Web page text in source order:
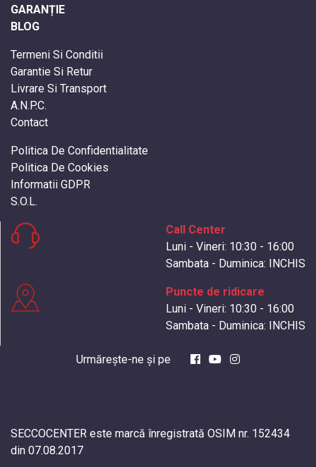
GARANȚIE
BLOG
Termeni Si Conditii
Garantie Si Retur
Livrare Si Transport
A.N.P.C.
Contact
Politica De Confidentialitate
Politica De Cookies
Informatii GDPR
S.O.L.
Call Center
Luni - Vineri: 10:30 - 16:00
Sambata - Duminica: INCHIS
Puncte de ridicare
Luni - Vineri: 10:30 - 16:00
Sambata - Duminica: INCHIS
Urmărește-ne și pe
SECCOCENTER este marcă înregistrată OSIM nr. 152434
din 07.08.2017